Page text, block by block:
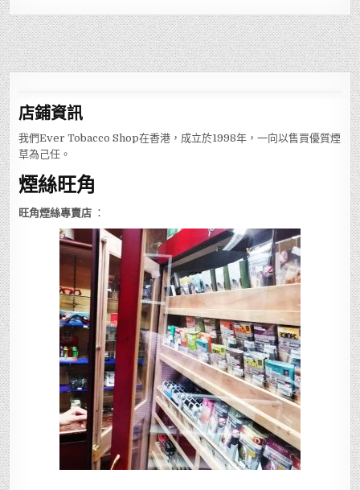
店鋪資訊
我們Ever Tobacco Shop在香港，成立於1998年，一向以售買優質煙
草為己任。
煙絲旺角
旺角煙絲專賣店 ：